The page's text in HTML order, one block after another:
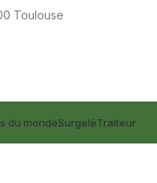
Toulouse
du mondeSurgeléTraiteur